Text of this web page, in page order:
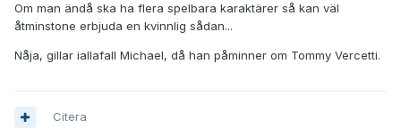
Om man ändå ska ha flera spelbara karaktärer så kan väl
åtminstone erbjuda en kvinnlig sådan...
Nåja, gillar iallafall Michael, då han påminner om Tommy Vercetti.
Citera